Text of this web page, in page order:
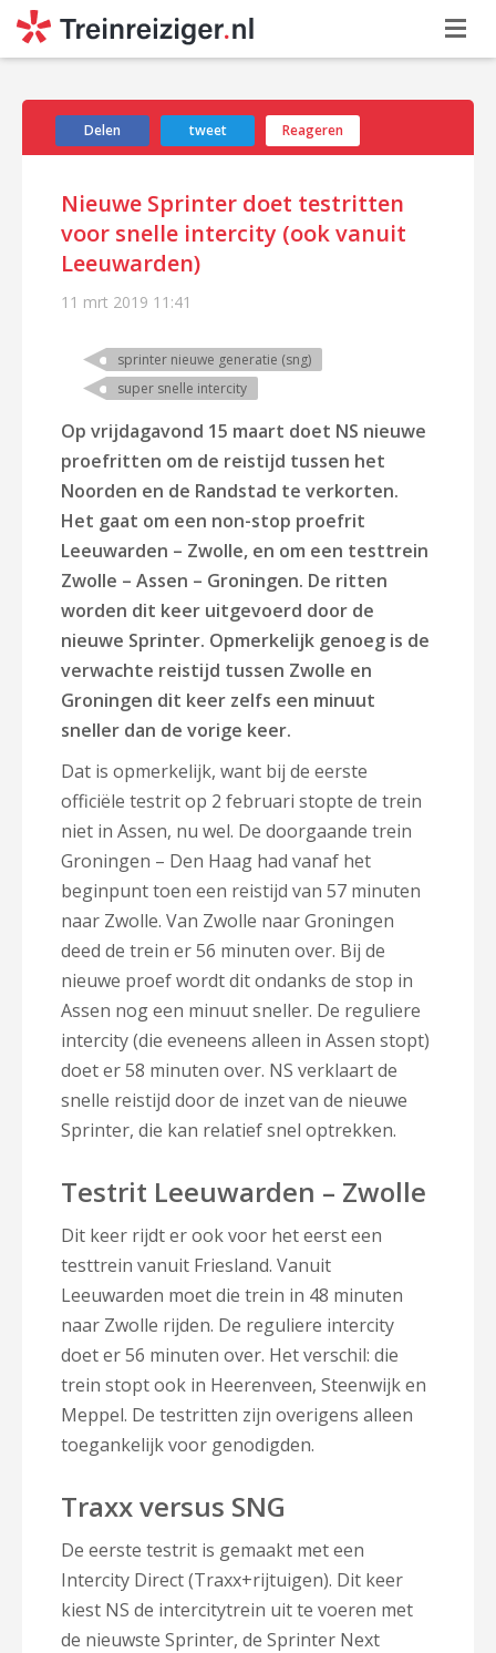
Delen tweet Reageren
Nieuwe Sprinter doet testritten
voor snelle intercity (ook vanuit
Leeuwarden)
11 mrt 2019 11:41
sprinter nieuwe generatie (sng)
super snelle intercity
Op vrijdagavond 15 maart doet NS nieuwe
proefritten om de reistijd tussen het
Noorden en de Randstad te verkorten.
Het gaat om een non-stop proefrit
Leeuwarden – Zwolle, en om een testtrein
Zwolle – Assen – Groningen. De ritten
worden dit keer uitgevoerd door de
nieuwe Sprinter. Opmerkelijk genoeg is de
verwachte reistijd tussen Zwolle en
Groningen dit keer zelfs een minuut
sneller dan de vorige keer.
Dat is opmerkelijk, want bij de eerste
officiële testrit op 2 februari stopte de trein
niet in Assen, nu wel. De doorgaande trein
Groningen – Den Haag had vanaf het
beginpunt toen een reistijd van 57 minuten
naar Zwolle. Van Zwolle naar Groningen
deed de trein er 56 minuten over. Bij de
nieuwe proef wordt dit ondanks de stop in
Assen nog een minuut sneller. De reguliere
intercity (die eveneens alleen in Assen stopt)
doet er 58 minuten over. NS verklaart de
snelle reistijd door de inzet van de nieuwe
Sprinter, die kan relatief snel optrekken.
Testrit Leeuwarden – Zwolle
Dit keer rijdt er ook voor het eerst een
testtrein vanuit Friesland. Vanuit
Leeuwarden moet die trein in 48 minuten
naar Zwolle rijden. De reguliere intercity
doet er 56 minuten over. Het verschil: die
trein stopt ook in Heerenveen, Steenwijk en
Meppel. De testritten zijn overigens alleen
toegankelijk voor genodigden.
Traxx versus SNG
De eerste testrit is gemaakt met een
Intercity Direct (Traxx+rijtuigen). Dit keer
kiest NS de intercitytrein uit te voeren met
de nieuwste Sprinter, de Sprinter Next